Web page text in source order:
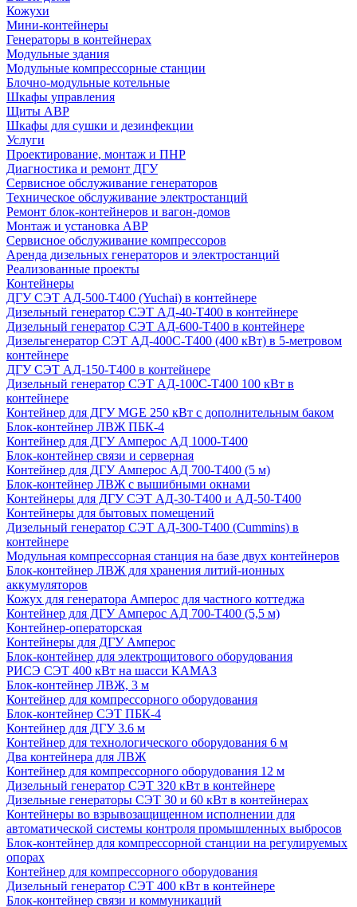
Кожухи
Мини-контейнеры
Генераторы в контейнерах
Модульные здания
Модульные компрессорные станции
Блочно-модульные котельные
Шкафы управления
Щиты АВР
Шкафы для сушки и дезинфекции
Услуги
Проектирование, монтаж и ПНР
Диагностика и ремонт ДГУ
Сервисное обслуживание генераторов
Техническое обслуживание электростанций
Ремонт блок-контейнеров и вагон-домов
Монтаж и установка АВР
Сервисное обслуживание компрессоров
Аренда дизельных генераторов и электростанций
Реализованные проекты
Контейнеры
ДГУ СЭТ АД-500-Т400 (Yuchai) в контейнере
Дизельный генератор СЭТ АД-40-Т400 в контейнере
Дизельный генератор СЭТ АД-600-Т400 в контейнере
Дизельгенератор СЭТ АД-400С-Т400 (400 кВт) в 5-метровом
контейнере
ДГУ СЭТ АД-150-Т400 в контейнере
Дизельный генератор СЭТ АД-100С-Т400 100 кВт в
контейнере
Контейнер для ДГУ MGE 250 кВт с дополнительным баком
Блок-контейнер ЛВЖ ПБК-4
Контейнер для ДГУ Амперос АД 1000-Т400
Блок-контейнер связи и серверная
Контейнер для ДГУ Амперос АД 700-Т400 (5 м)
Блок-контейнер ЛВЖ с вышибными окнами
Контейнеры для ДГУ СЭТ АД-30-Т400 и АД-50-Т400
Контейнеры для бытовых помещений
Дизельный генератор СЭТ АД-300-Т400 (Cummins) в
контейнере
Модульная компрессорная станция на базе двух контейнеров
Блок-контейнер ЛВЖ для хранения литий-ионных
аккумуляторов
Кожух для генератора Амперос для частного коттеджа
Контейнер для ДГУ Амперос АД 700-Т400 (5,5 м)
Контейнер-операторская
Контейнеры для ДГУ Амперос
Блок-контейнер для электрощитового оборудования
РИСЭ СЭТ 400 кВт на шасси КАМАЗ
Блок-контейнер ЛВЖ, 3 м
Контейнер для компрессорного оборудования
Блок-контейнер СЭТ ПБК-4
Контейнер для ДГУ 3.6 м
Контейнер для технологического оборудования 6 м
Два контейнера для ЛВЖ
Контейнер для компрессорного оборудования 12 м
Дизельный генератор СЭТ 320 кВт в контейнере
Дизельные генераторы СЭТ 30 и 60 кВт в контейнерах
Контейнеры во взрывозащищенном исполнении для
автоматической системы контроля промышленных выбросов
Блок-контейнер для компрессорной станции на регулируемых
опорах
Контейнер для компрессорного оборудования
Дизельный генератор СЭТ 400 кВт в контейнере
Блок-контейнер связи и коммуникаций